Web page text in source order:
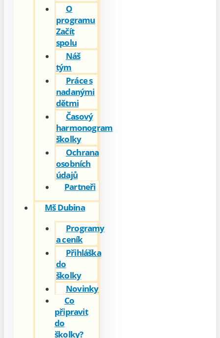
O
programu
Začít
spolu
Náš
tým
Práce s
nadanými
dětmi
Časový
harmonogram
školky
Ochrana
osobních
údajů
Partneři
Mš Dubina
Programy
a ceník
Přihláška
do
školky
Novinky
Co
připravit
do
školky?